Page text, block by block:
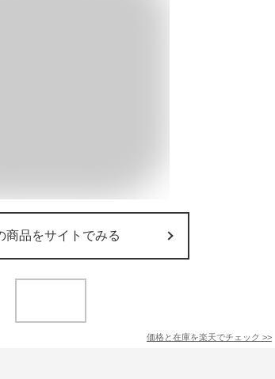
商品をサイトでみる
価格と在庫を楽天でチェック >>